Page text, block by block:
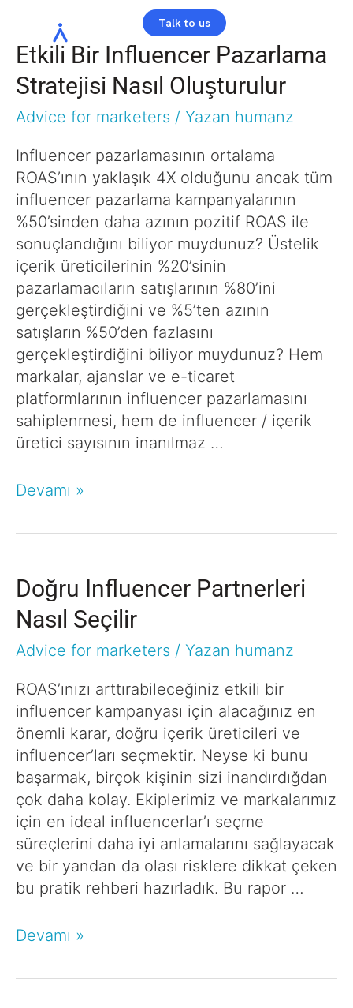
Talk to us
Etkili Bir Influencer Pazarlama
Stratejisi Nasıl Oluşturulur
Advice for marketers / Yazan humanz
Influencer pazarlamasının ortalama
ROAS’ının yaklaşık 4X olduğunu ancak tüm
influencer pazarlama kampanyalarının
%50’sinden daha azının pozitif ROAS ile
sonuçlandığını biliyor muydunuz? Üstelik
içerik üreticilerinin %20’sinin
pazarlamacıların satışlarının %80’ini
gerçekleştirdiğini ve %5’ten azının
satışların %50’den fazlasını
gerçekleştirdiğini biliyor muydunuz? Hem
markalar, ajanslar ve e-ticaret
platformlarının influencer pazarlamasını
sahiplenmesi, hem de influencer / içerik
üretici sayısının inanılmaz …
Devamı »
Doğru Influencer Partnerleri
Nasıl Seçilir
Advice for marketers / Yazan humanz
ROAS’ınızı arttırabileceğiniz etkili bir
influencer kampanyası için alacağınız en
önemli karar, doğru içerik üreticileri ve
influencer’ları seçmektir. Neyse ki bunu
başarmak, birçok kişinin sizi inandırdığdan
çok daha kolay. Ekiplerimiz ve markalarımız
için en ideal influencerlar’ı seçme
süreçlerini daha iyi anlamalarını sağlayacak
ve bir yandan da olası risklere dikkat çeken
bu pratik rehberi hazırladık. Bu rapor …
Devamı »